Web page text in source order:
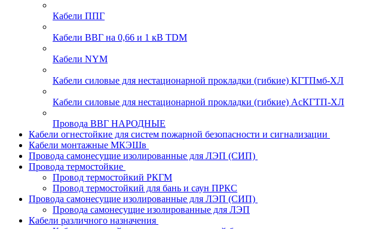
Кабели ППГ
Кабели ВВГ на 0,66 и 1 кВ TDM
Кабели NYM
Кабели силовые для нестационарной прокладки (гибкие) КГТПмб-ХЛ
Кабели силовые для нестационарной прокладки (гибкие) АсКГТП-ХЛ
Провода ВВГ НАРОДНЫЕ
Кабели огнестойкие для систем пожарной безопасности и сигнализации
Кабели монтажные МКЭШв
Провода самонесущие изолированные для ЛЭП (СИП)
Провода термостойкие
Провод термостойкий РКГМ
Провод термостойкий для бань и саун ПРКС
Провода самонесущие изолированные для ЛЭП (СИП)
Провода самонесущие изолированные для ЛЭП
Кабели различного назначения